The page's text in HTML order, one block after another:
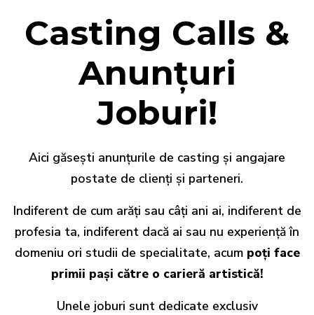
Casting Calls &
Anunțuri
Joburi!
Aici găsești anunțurile de casting și angajare
postate de clienți și parteneri.
Indiferent de cum arăți sau câți ani ai, indiferent de
profesia ta, indiferent dacă ai sau nu experiență în
domeniu ori studii de specialitate, acum poți face
primii pași către o carieră artistică!
Unele joburi sunt dedicate exclusiv